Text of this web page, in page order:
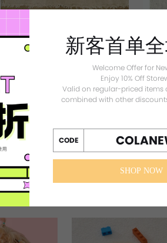
米南 新款宠物沙发窝 纯棉可拆洗防水易
打理柔软舒适双面垫四季春夏秋冬
CA$188.99 CA$209.99
加入购物车
米南
洗纯棉
SS2026
新客首单
Welcome Offer for
Enjoy 10% Off
Valid on regular-priced items
combined with other
CODE
SHOP NOW